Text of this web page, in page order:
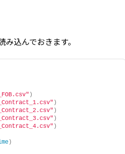
込んでおきます。
)
)
)
)
)
)